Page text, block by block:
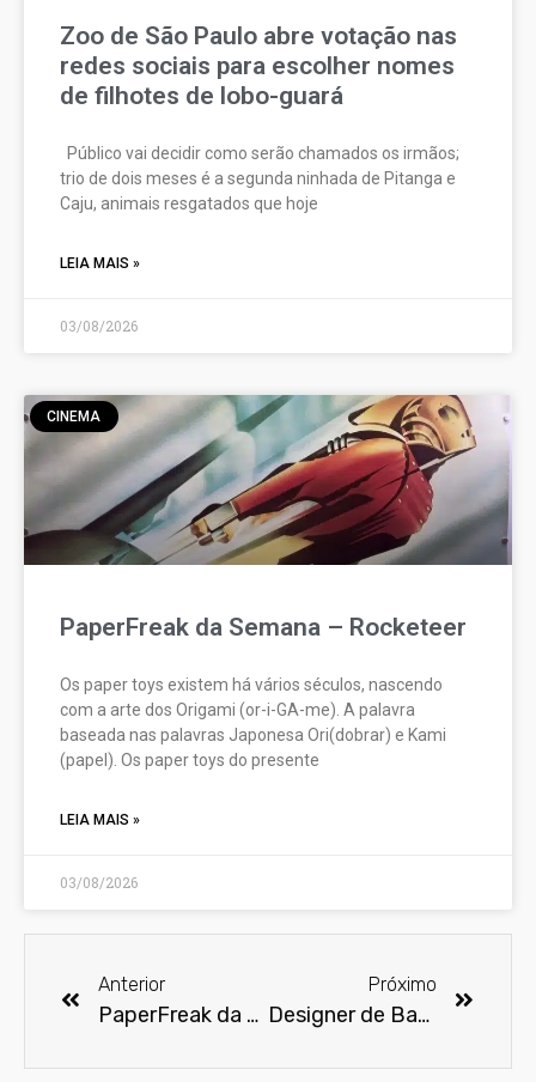
Zoo de São Paulo abre votação nas
redes sociais para escolher nomes
de filhotes de lobo-guará
Público vai decidir como serão chamados os irmãos;
trio de dois meses é a segunda ninhada de Pitanga e
Caju, animais resgatados que hoje
LEIA MAIS »
03/08/2026
CINEMA
PaperFreak da Semana – Rocketeer
Os paper toys existem há vários séculos, nascendo
com a arte dos Origami (or-i-GA-me). A palavra
baseada nas palavras Japonesa Ori(dobrar) e Kami
(papel). Os paper toys do presente
LEIA MAIS »
03/08/2026
Anterior
PaperFreak da semana – AstroBoy
Próximo
Designer de Batman vs Superman mostra visual alternativo de Batman, Mulher Maravilha e Apokalypse